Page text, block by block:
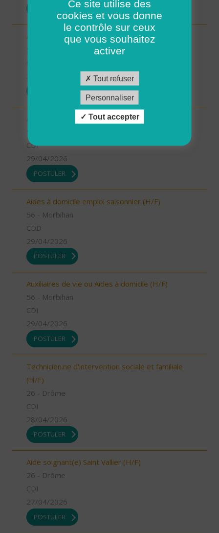
Aides à domicile pour renfort été (H/F)
Auxiliaires de vie ou Aides à domicile (H/F)
CDI
29/04/2026
POSTULER
Aides à domicile emploi saisonnier (H/F)
56 - Morbihan
CDD
29/04/2026
POSTULER
Auxiliaires de vie ou Aides à domicile (H/F)
56 - Morbihan
CDI
29/04/2026
POSTULER
Technicien.ne d'intervention sociale et familiale
(H/F)
26 - Drôme
CDI
28/04/2026
POSTULER
Aide soignant(e) Saint Vallier (H/F)
26 - Drôme
CDI
27/04/2026
POSTULER
Ce site utilise des
cookies et vous donne
le contrôle sur ceux
que vous souhaitez
activer
Tout refuser
Personnaliser
Tout accepter